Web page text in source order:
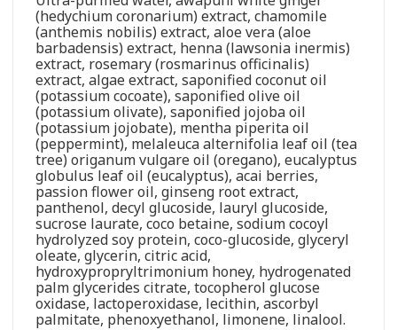
(hedychium coronarium) extract, chamomile
(anthemis nobilis) extract, aloe vera (aloe
barbadensis) extract, henna (lawsonia inermis)
extract, rosemary (rosmarinus officinalis)
extract, algae extract, saponified coconut oil
(potassium cocoate), saponified olive oil
(potassium olivate), saponified jojoba oil
(potassium jojobate), mentha piperita oil
(peppermint), melaleuca alternifolia leaf oil (tea
tree) origanum vulgare oil (oregano), eucalyptus
globulus leaf oil (eucalyptus), acai berries,
passion flower oil, ginseng root extract,
panthenol, decyl glucoside, lauryl glucoside,
sucrose laurate, coco betaine, sodium cocoyl
hydrolyzed soy protein, coco-glucoside, glyceryl
oleate, glycerin, citric acid,
hydroxypropryltrimonium honey, hydrogenated
palm glycerides citrate, tocopherol glucose
oxidase, lactoperoxidase, lecithin, ascorbyl
palmitate, phenoxyethanol, limonene, linalool.